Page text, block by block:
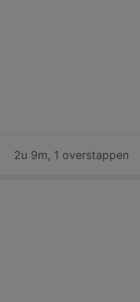
2u 9m, 1 overstappen